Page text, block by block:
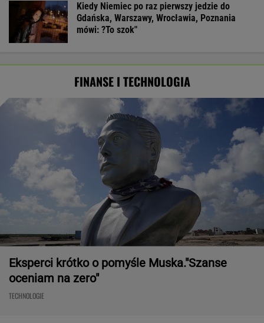
Kiedy Niemiec po raz pierwszy jedzie do
Gdańska, Warszawy, Wrocławia, Poznania
mówi: ?To szok"
FINANSE I TECHNOLOGIA
Eksperci krótko o pomyśle Muska."Szanse
oceniam na zero"
TECHNOLOGIE